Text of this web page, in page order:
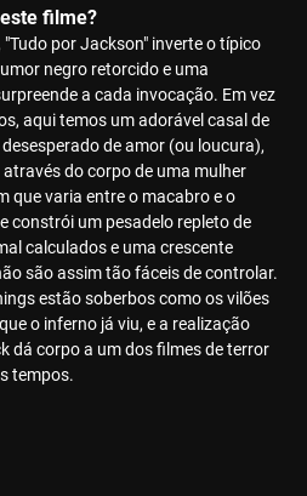
filme?
por Jackson" inverte o típico
negro retorcido e uma
a cada invocação. Em vez
aqui temos um adorável casal de
de amor (ou loucura),
do corpo de uma mulher
que varia entre o macabro e o
constrói um pesadelo repleto de
calculados e uma crescente
são assim tão fáceis de controlar.
estão soberbos como os vilões
o inferno já viu, e a realização
dá corpo a um dos filmes de terror
tempos.